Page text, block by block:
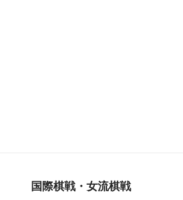
国際棋戦・女流棋戦